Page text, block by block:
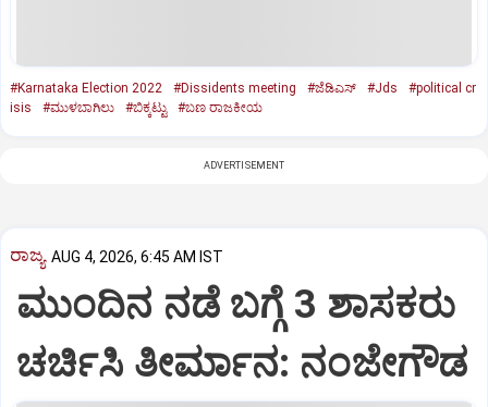
#Karnataka Election 2022 #Dissidents meeting #ಜೆಡಿಎಸ್‌ #Jds
#political cr
isis
#ಮುಳಬಾಗಿಲು #ಬಿಕ್ಕಟ್ಟು #ಬಣ ರಾಜಕೀಯ
ADVERTISEMENT
ರಾಜ್ಯ AUG 4, 2026, 6:45 AM IST
ಮುಂದಿನ ನಡೆ ಬಗ್ಗೆ 3 ಶಾಸಕರು
ಚರ್ಚಿಸಿ ತೀರ್ಮಾನ: ನಂಜೇಗೌಡ